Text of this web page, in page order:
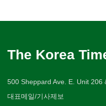
The Korea
500 Sheppard Ave. E. Unit 206
대표메일/기사제보